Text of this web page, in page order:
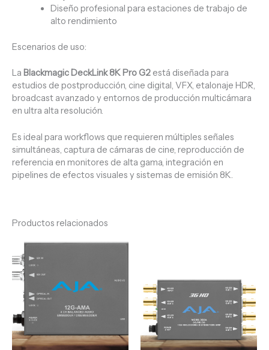
Diseño profesional para estaciones de trabajo de
alto rendimiento
Escenarios de uso:
La Blackmagic DeckLink 8K Pro G2 está diseñada para
estudios de postproducción, cine digital, VFX, etalonaje HDR,
broadcast avanzado y entornos de producción multicámara
en ultra alta resolución.
Es ideal para workflows que requieren múltiples señales
simultáneas, captura de cámaras de cine, reproducción de
referencia en monitores de alta gama, integración en
pipelines de efectos visuales y sistemas de emisión 8K.
Productos relacionados